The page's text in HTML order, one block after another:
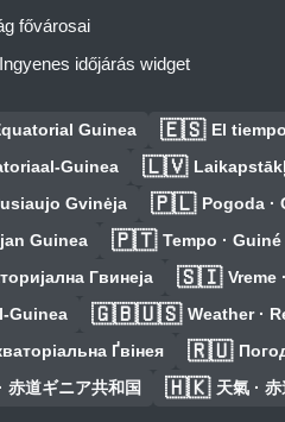
fővárosai
időjárás widget
Guinea 🇪🇸 El
Guinea 🇱🇻
Gvinėja 🇵🇱 Pogoda ·
Guinea 🇵🇹 Tempo ·
Гвинеја 🇸🇮 Vreme
Guinea 🇬🇧🇺🇸 Weather ·
Ґвінея 🇷🇺
赤道ギニア共和国 🇭🇰 天氣 ·